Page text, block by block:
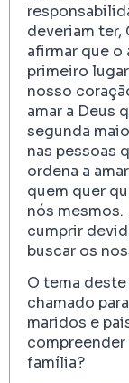
deveriam
afirmar que o
primeiro
nosso
amar a Deus
segunda
nas pessoas
ordena a
quem quer
nós
cumprir
buscar os
O tema
chamado
maridos e
família?